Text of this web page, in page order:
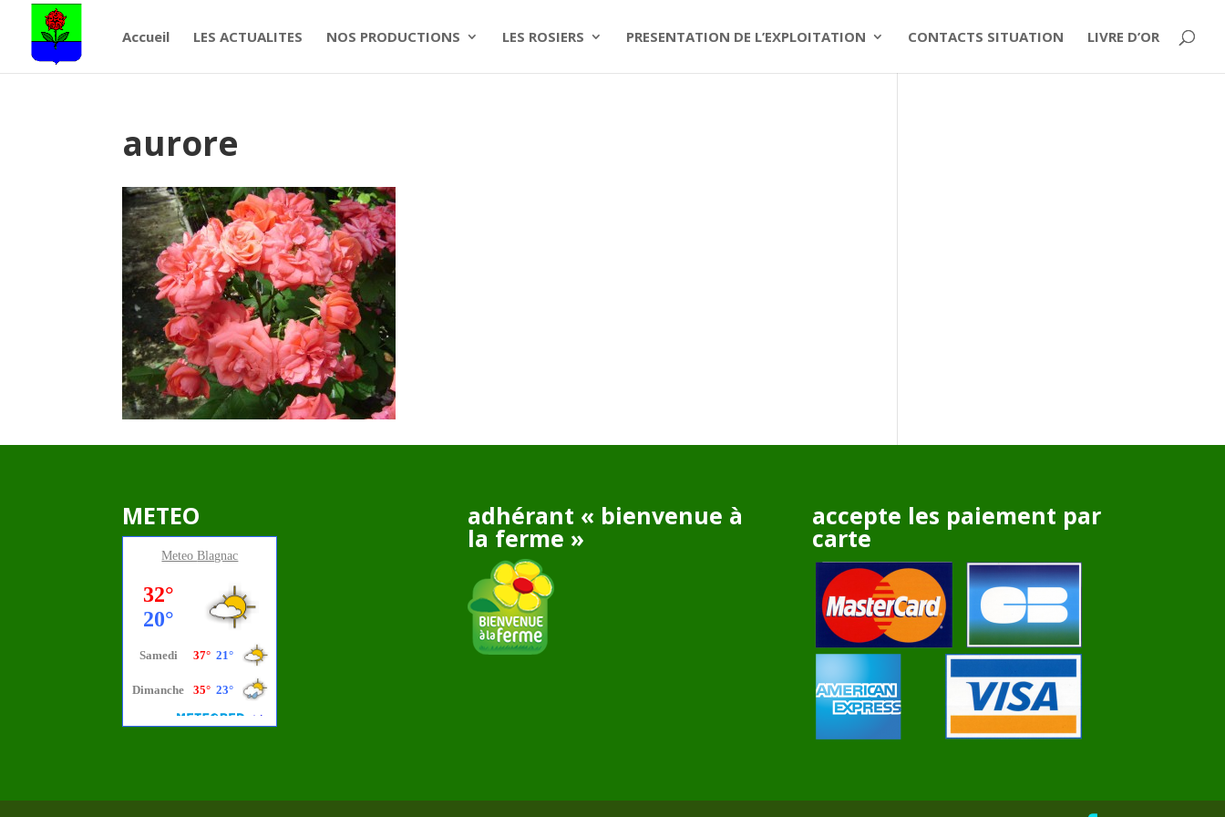
Accueil LES ACTUALITES NOS PRODUCTIONS LES ROSIERS PRESENTATION DE L’EXPLOITATION CONTACTS SITUATION LIVRE D’OR
aurore
METEO
MeteoBlagnac
adhérant « bienvenue à
la ferme »
accepte les paiement par
carte